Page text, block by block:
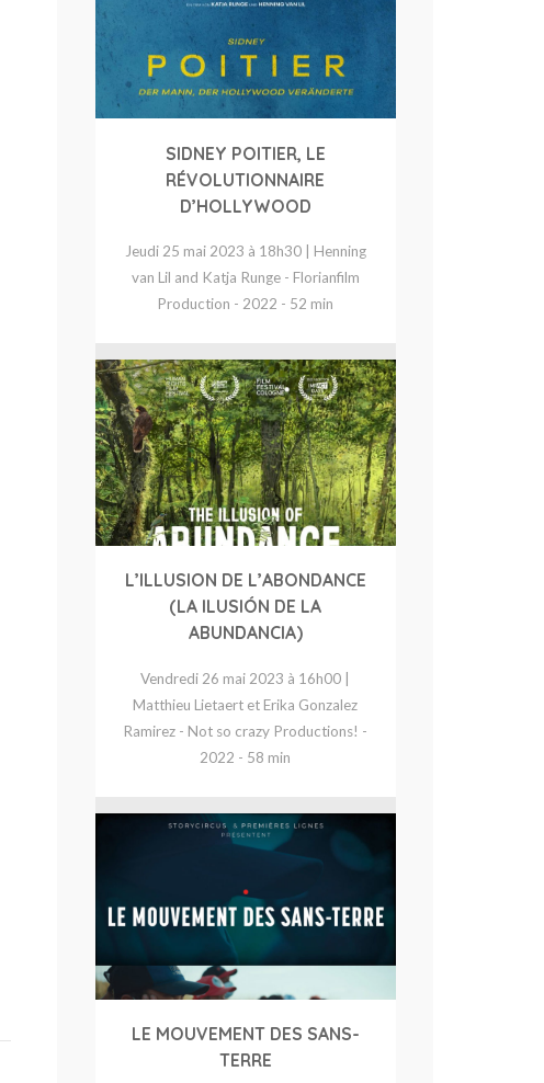
SIDNEY POITIER, LE
RÉVOLUTIONNAIRE
D’HOLLYWOOD
Jeudi 25 mai 2023 à 18h30 | Henning
van Lil and Katja Runge - Florianfilm
Production - 2022 - 52 min
L’ILLUSION DE L’ABONDANCE
(LA ILUSIÓN DE LA
ABUNDANCIA)
Vendredi 26 mai 2023 à 16h00 |
Matthieu Lietaert et Erika Gonzalez
Ramirez - Not so crazy Productions! -
2022 - 58 min
LE MOUVEMENT DES SANS-
TERRE